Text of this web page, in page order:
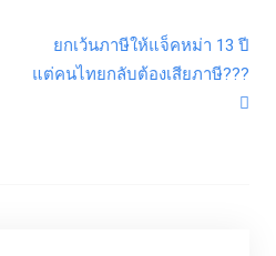
ยกเว้นภาษีให้แจ็คหม่า 13 ปี
แต่คนไทยกลับต้องเสียภาษี???